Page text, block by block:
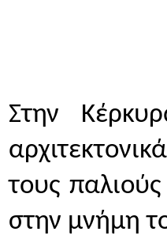
Στην
τους
στην μνήμη